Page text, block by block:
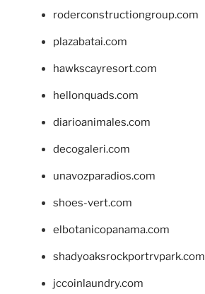
roderconstructiongroup.com
plazabatai.com
hawkscayresort.com
hellonquads.com
diarioanimales.com
decogaleri.com
unavozparadios.com
shoes-vert.com
elbotanicopanama.com
shadyoaksrockportrvpark.com
jccoinlaundry.com